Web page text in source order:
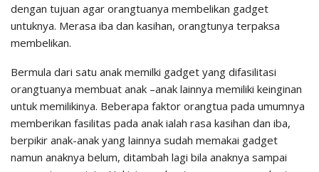
dengan tujuan agar orangtuanya membelikan gadget
untuknya. Merasa iba dan kasihan, orangtunya terpaksa
membelikan.
Bermula dari satu anak memilki gadget yang difasilitasi
orangtuanya membuat anak –anak lainnya memiliki keinginan
untuk memilikinya. Beberapa faktor orangtua pada umumnya
memberikan fasilitas pada anak ialah rasa kasihan dan iba,
berpikir anak-anak yang lainnya sudah memakai gadget
namun anaknya belum, ditambah lagi bila anaknya sampai